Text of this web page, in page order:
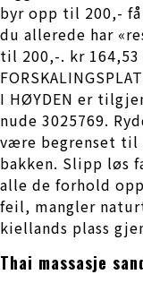
byr opp til 200,-
du allerede har
til 200,-. kr 164,53
I HØYDEN er
nude 3025769.
være begrenset til
bakken. Slipp løs
alle de forhold
feil, mangler
kiellands plass
Thai massasje